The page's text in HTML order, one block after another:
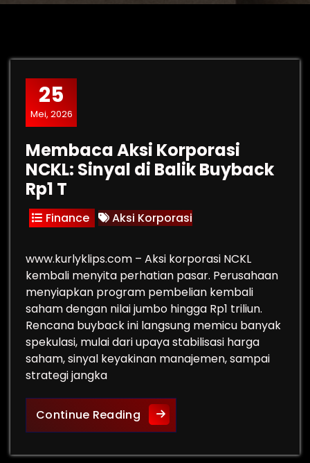
25
Mei, 2026
Membaca Aksi Korporasi
NCKL: Sinyal di Balik Buyback
Rp1 T
Finance Aksi Korporasi
www.kurlyklips.com – Aksi korporasi NCKL
kembali menyita perhatian pasar. Perusahaan
menyiapkan program pembelian kembali
saham dengan nilai jumbo hingga Rp1 triliun.
Rencana buyback ini langsung memicu banyak
spekulasi, mulai dari upaya stabilisasi harga
saham, sinyal keyakinan manajemen, sampai
strategi jangka
Continue ReadingMembaca Aksi Korporasi